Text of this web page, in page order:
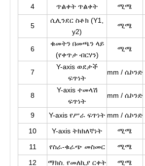
4 ጥልቀት ጥልቀት ሚሜ
5
ሲሊንደር ስቶክ (Y1,
y2)
ሚሜ
6
ቁመትን በመጫን ላይ
(የቀጥታ ብርሃን)
ሚሜ
7
Y-axis ወደታች
ፍጥነት
mm / ሴኮንድ
8
Y-axis ተመላሽ
ፍጥነት
mm / ሴኮንድ
9 Y-axis የሥራ ፍጥነት mm / ሴኮንድ
10
Y-axis ትክክለኛነት ሚሜ
11
የስራ-ቁራጭ መስመር ሚሜ
12
ማክስ. የመለኪያ ርቀት ሚሜ